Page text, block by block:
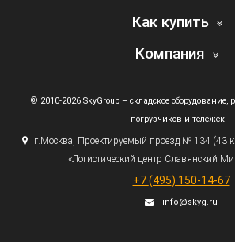
Как купить
Компания
© 2010-2026 SkyGroup – складское оборудование,
погрузчиков и тележек
г.Москва, Проектируемый проезд № 134 (43
«Логистический центр Славянский
+7 (495) 150-14-67
info@skyg.ru